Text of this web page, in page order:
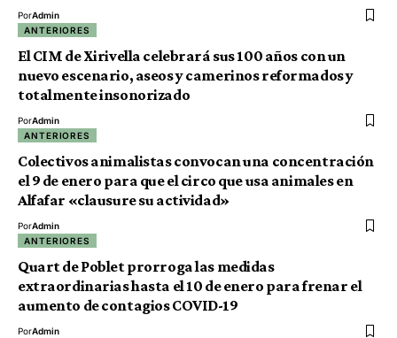
PorAdmin
ANTERIORES
El CIM de Xirivella celebrará sus 100 años con un
nuevo escenario, aseos y camerinos reformados y
totalmente insonorizado
PorAdmin
ANTERIORES
Colectivos animalistas convocan una concentración
el 9 de enero para que el circo que usa animales en
Alfafar «clausure su actividad»
PorAdmin
ANTERIORES
Quart de Poblet prorroga las medidas
extraordinarias hasta el 10 de enero para frenar el
aumento de contagios COVID-19
PorAdmin